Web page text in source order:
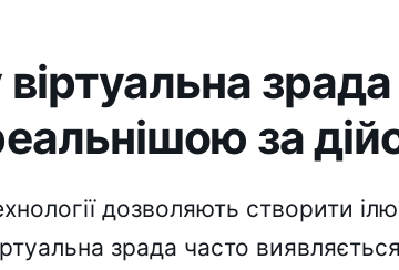
за
дозволяють створити
зрада часто